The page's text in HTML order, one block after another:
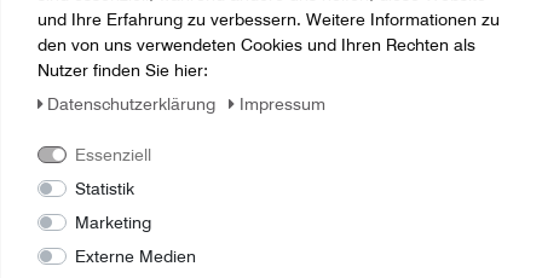
für Landmaschinen oder Baumaschinen
und Ihre Erfahrung zu verbessern. Weitere Informationen zu
den von uns verwendeten Cookies und Ihren Rechten als
Nutzer finden Sie hier:
Daten­schutz­erklärung
Impressum
Essenziell
Statistik
Marketing
Externe Medien